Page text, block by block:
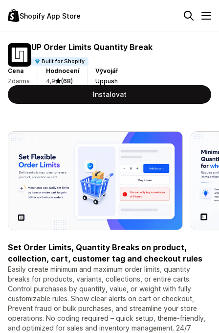
Shopify App Store
UP Order Limits Quantity Break
Built for Shopify
Cena
Zdarma
Hodnocení
4,9
(68)
Vývojář
Uppush
Instalovat
Set Order Limits, Quantity Breaks on product,
collection, cart, customer tag and checkout rules
Easily create minimum and maximum order limits, quantity
breaks for products, variants, collections, or entire carts.
Control purchases by quantity, value, or weight with fully
customizable rules. Show clear alerts on cart or checkout,
Prevent fraud or bulk purchases, and streamline your store
operations. No coding required – quick setup, theme-friendly,
and optimized for sales and inventory management. 24/7